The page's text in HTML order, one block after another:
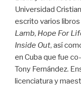
Universidad
escrito varios
Lamb, Hope For
Inside Out, así
en Cuba que fue
Tony Fernández.
licenciatura y